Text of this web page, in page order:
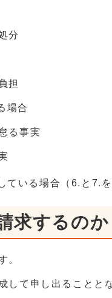
分
担
場合
る事実
いる場合（6.と7.
求するのか
。
して申し出ることと